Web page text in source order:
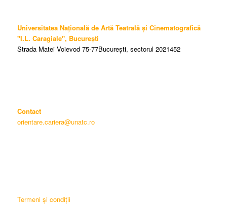
Universitatea Națională de Artă Teatrală și Cinematografică
"I.L. Caragiale", București
Strada Matei Voievod 75-77București, sectorul 2021452
Contact
orientare.cariera@unatc.ro
Termeni și condiții